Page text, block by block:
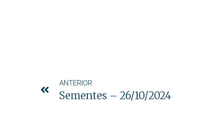
ANTERIOR
Sementes – 26/10/2024